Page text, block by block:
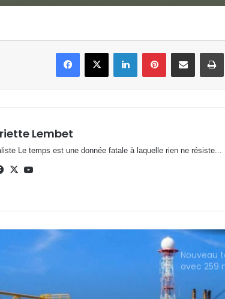
FacebookX LinkedinPinterestPartager par email
Lembet
Le temps est une donnée fatale à laquelle rien ne résiste...
Facebook
X
Affaire
perdu
avec 259
chère de
VAALCO
d’affaires
2ème